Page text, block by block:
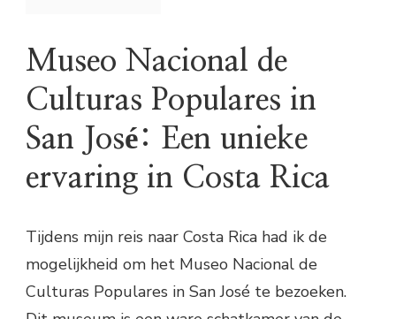
Museo Nacional de
Culturas Populares in
San José: Een unieke
ervaring in Costa Rica
Tijdens mijn reis naar Costa Rica had ik de
mogelijkheid om het Museo Nacional de
Culturas Populares in San José te bezoeken.